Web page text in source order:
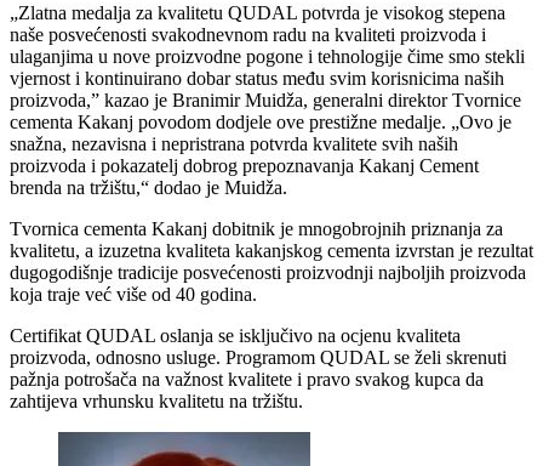
„Zlatna medalja za kvalitetu QUDAL potvrda je visokog stepena
naše posvećenosti svakodnevnom radu na kvaliteti proizvoda i
ulaganjima u nove proizvodne pogone i tehnologije čime smo stekli
vjernost i kontinuirano dobar status među svim korisnicima naših
proizvoda,” kazao je Branimir Muidža, generalni direktor Tvornice
cementa Kakanj povodom dodjele ove prestižne medalje. „Ovo je
snažna, nezavisna i nepristrana potvrda kvalitete svih naših
proizvoda i pokazatelj dobrog prepoznavanja Kakanj Cement
brenda na tržištu,“ dodao je Muidža.
Tvornica cementa Kakanj dobitnik je mnogobrojnih priznanja za
kvalitetu, a izuzetna kvaliteta kakanjskog cementa izvrstan je rezultat
dugogodišnje tradicije posvećenosti proizvodnji najboljih proizvoda
koja traje već više od 40 godina.
Certifikat QUDAL oslanja se isključivo na ocjenu kvaliteta
proizvoda, odnosno usluge. Programom QUDAL se želi skrenuti
pažnja potrošača na važnost kvalitete i pravo svakog kupca da
zahtijeva vrhunsku kvalitetu na tržištu.